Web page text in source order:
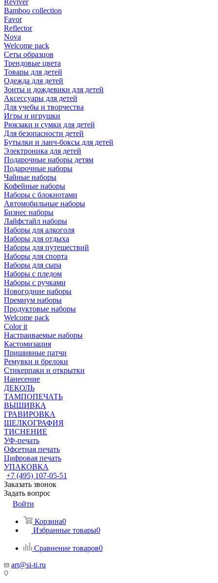
Reviver
Bamboo collection
Favor
Reflector
Nova
Welcome pack
Сеты образцов
Трендовые цвета
Товары для детей
Одежда для детей
Зонты и дождевики для детей
Аксессуары для детей
Для учебы и творчества
Игры и игрушки
Рюкзаки и сумки для детей
Для безопасности детей
Бутылки и ланч-боксы для детей
Электроника для детей
Подарочные наборы детям
Подарочные наборы
Чайные наборы
Кофейные наборы
Наборы с блокнотами
Автомобильные наборы
Бизнес наборы
Лайфстайл наборы
Наборы для алкоголя
Наборы для отдыха
Наборы для путешествий
Наборы для спорта
Наборы для сыра
Наборы с пледом
Наборы с ручками
Новогодние наборы
Премиум наборы
Продуктовые наборы
Welcome pack
Color it
Настраиваемые наборы
Кастомизация
Пришивные патчи
Ремувки и брелоки
Стикерпаки и открытки
Нанесение
ДЕКОЛЬ
ТАМПОПЕЧАТЬ
ВЫШИВКА
ГРАВИРОВКА
ШЕЛКОГРАФИЯ
ТИСНЕНИЕ
УФ-печать
Офсетная печать
Цифровая печать
УПАКОВКА
+7 (495) 107-05-51
Заказать звонок
Задать вопрос
Войти
Корзина0
Избранные товары0
Сравнение товаров0
art@si-ti.ru